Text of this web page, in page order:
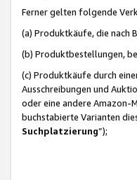
Ferner gelten folgende
(a) Produktkäufe, die nach
(b) Produktbestellungen,
(c) Produktkäufe durch
Ausschreibungen und
oder eine andere Amazon-
buchstabierte Varianten
Suchplatzierung”);